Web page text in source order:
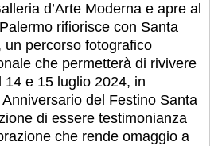
d’Arte Moderna e apre al
rifiorisce con Santa
un percorso fotografico
che permetterà di rivivere
14 e 15 luglio 2024, in
del Festino Santa
di essere testimonianza
che rende omaggio a